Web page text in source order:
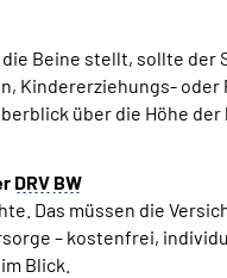
Beine stellt, sollte der
Kindererziehungs-
über die Höhe der
DRV BW
Das müssen die
– kostenfrei,
Blick.